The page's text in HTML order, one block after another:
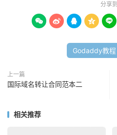
分享到
    
Godaddy教程
上一篇
国际域名转让合同范本二
相关推荐